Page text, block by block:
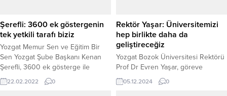
Şerefli: 3600 ek göstergenin
tek yetkili tarafı biziz
Yozgat Memur Sen ve Eğitim Bir
Sen Yozgat Şube Başkanı Kenan
Şerefli, 3600 ek gösterge ile
basında çıkan taslaklara itibar
edilmemesi gerektiğini belirterek
22.02.2022 0
Rektör Yaşar: Üniversitemizi
hep birlikte daha da
geliştireceğiz
Yozgat Bozok Üniversitesi Rektörü
Prof Dr Evren Yaşar, göreve
geldikleri günden bu yana
üniversitenin gelişimine yönelik
05.12.2024 0